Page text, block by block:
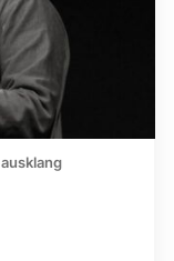
ausklang